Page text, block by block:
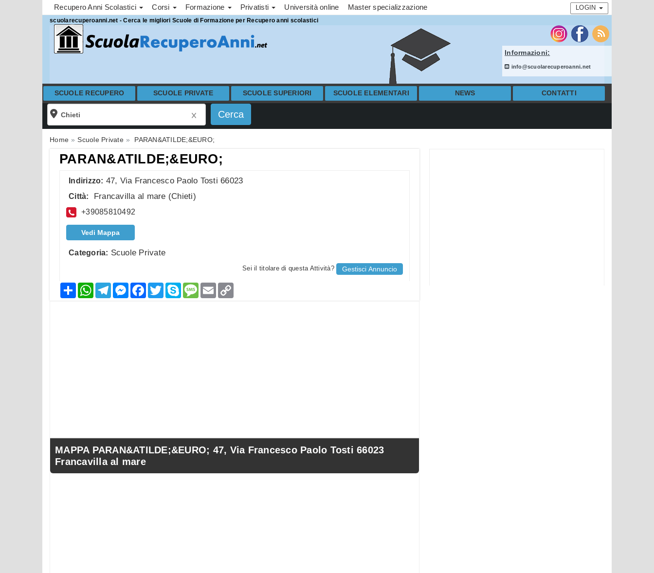
Recupero Anni Scolastici Corsi Formazione Privatisti Università online Master specializzazione LOGIN
scuolarecuperoanni.net - Cerca le migliori Scuole di Formazione per Recupero anni scolastici
Informazioni:
info@scuolarecuperoanni.net
SCUOLE RECUPERO SCUOLE PRIVATE SCUOLE SUPERIORI SCUOLE ELEMENTARI NEWS CONTATTI
Home Scuole Private PARAN&ATILDE;&EURO;
PARAN&ATILDE;&EURO;
Indirizzo: 47, Via Francesco Paolo Tosti 66023
Città: Francavilla al mare (Chieti)
+39085810492
Vedi Mappa
Categoria: Scuole Private
Sei il titolare di questa Attività? Gestisci Annuncio
CondividiWhatsAppTelegramMessenger
Facebook
TwitterSkypeMessage
Email
MAPPA PARAN&ATILDE;&EURO; 47, Via Francesco Paolo Tosti 66023
Francavilla al mare